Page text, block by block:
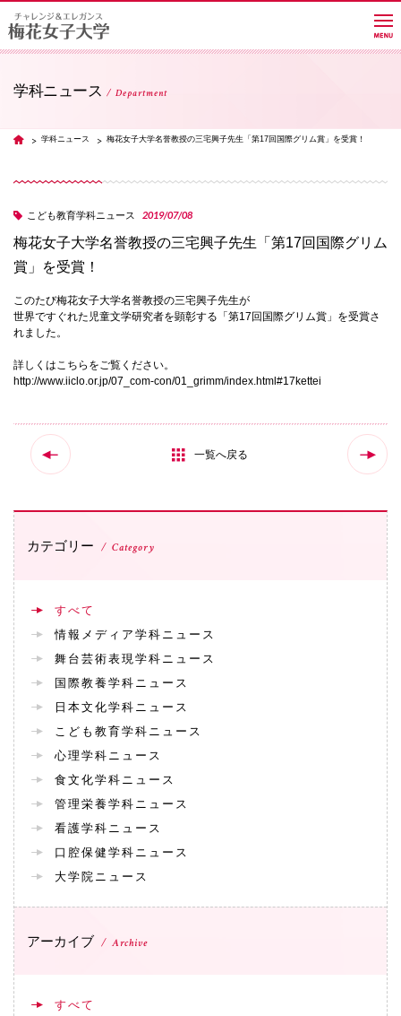
学部・学科・大学院
教員紹介サイト
キャンパスライフ
進路・就職
国際交流
入試情報
交通アクセス
072-643-6221
入試広報部
072-643-6566
学科ニュース Department
TOP 学科ニュース 梅花女子大学名誉教授の三宅興子先生「第17回国際グリム賞」を受賞！
こども教育学科ニュース 2019/07/08
梅花女子大学名誉教授の三宅興子先生「第17回国際グリム
賞」を受賞！
このたび梅花女子大学名誉教授の三宅興子先生が
世界ですぐれた児童文学研究者を顕彰する「第17回国際グリム賞」を受賞さ
れました。
詳しくはこちらをご覧ください。
http://www.iiclo.or.jp/07_com-con/01_grimm/index.html#17kettei
一覧へ戻る
カテゴリー Category
すべて
情報メディア学科ニュース
舞台芸術表現学科ニュース
国際教養学科ニュース
日本文化学科ニュース
こども教育学科ニュース
心理学科ニュース
食文化学科ニュース
管理栄養学科ニュース
看護学科ニュース
口腔保健学科ニュース
大学院ニュース
アーカイブ Archive
すべて